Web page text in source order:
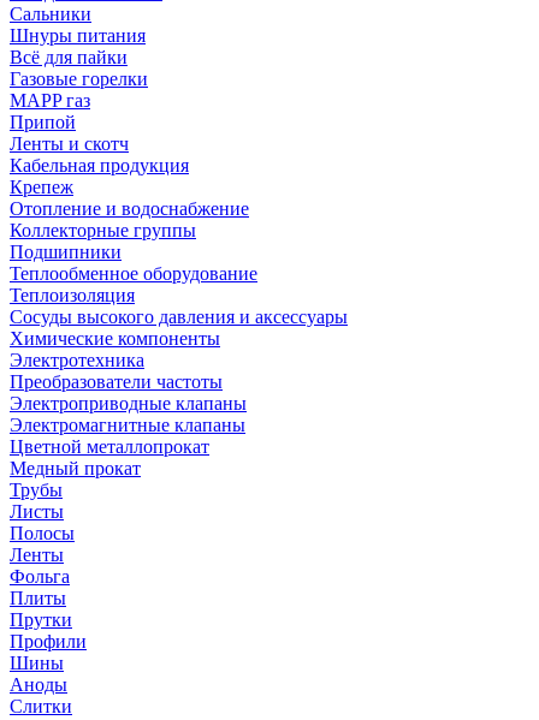
Сальники
Шнуры питания
Всё для пайки
Газовые горелки
MAPP газ
Припой
Ленты и скотч
Кабельная продукция
Крепеж
Отопление и водоснабжение
Коллекторные группы
Подшипники
Теплообменное оборудование
Теплоизоляция
Сосуды высокого давления и аксессуары
Химические компоненты
Электротехника
Преобразователи частоты
Электроприводные клапаны
Электромагнитные клапаны
Цветной металлопрокат
Медный прокат
Трубы
Листы
Полосы
Ленты
Фольга
Плиты
Прутки
Профили
Шины
Аноды
Слитки